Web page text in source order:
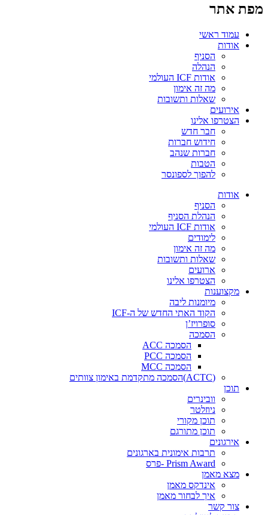
מפת אתר
עמוד ראשי
אודות
הסניף
הנהלה
אודות ICF העולמי
מה זה אימון
שאלות ותשובות
אירועים
הצטרפו אלינו
חבר חדש
חידוש חברות
חברות שנהב
הטבות
להפוך לספונסר
אודות
הסניף
הנהלת הסניף
אודות ICF העולמי
לימודים
מה זה אימון
שאלות ותשובות
ארועים
הצטרפו אלינו
מקצוענות
מיומנות ליבה
הקוד האתי החדש של ה-ICF
סופרויז’ן
הסמכה
הסמכה ACC
הסמכה PCC
הסמכה MCC
(ACTC)הסמכה מתקדמת באימון צוותים
תוכן
וובינרים
ניוזלטר
תוכן מקורי
תוכן מתורגם
אירגונים
תרבות אימונית בארגונים
Prism Award -פרס
מצא מאמן
אינדקס מאמן
איך לבחור מאמן
צור קשר